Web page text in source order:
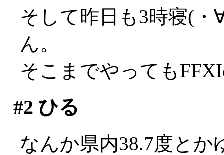
そして昨日も3時寝(
ん。
そこまでやっても
#2 ひる
なんか県内38.7度と